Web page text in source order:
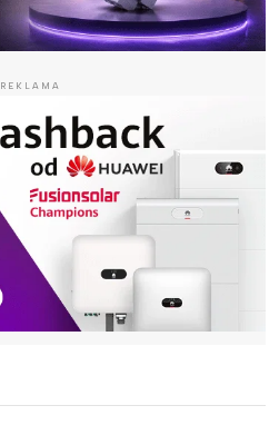
REKLAMA